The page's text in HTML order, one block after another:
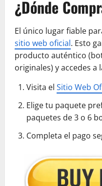
¿Dónde
El único lugar fiable
sitio web oficial. Esto
producto auténtico
originales) y accedes
Visita el Sitio Web
Elige tu paquete
paquetes de 3 o 6
Completa el pago